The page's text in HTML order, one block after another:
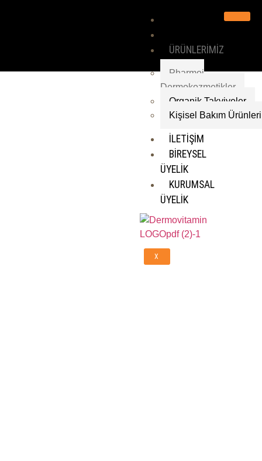
ÜRÜNLERİMİZ
Pharmoi
Dermokozmetikler
Organik Takviyeler
Kişisel Bakım Ürünleri
İLETİŞİM
BİREYSEL
ÜYELİK
KURUMSAL
ÜYELİK
X